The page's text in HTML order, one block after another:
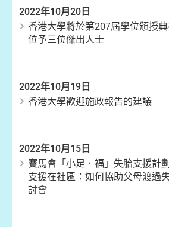
2022年10月20日
香港大學將於第207屆學位頒授
位予三位傑出人士
2022年10月19日
香港大學歡迎施政報告的建議
2022年10月15日
賽馬會「小足．福」失胎支援計
支援在社區：如何協助父母渡過
討會